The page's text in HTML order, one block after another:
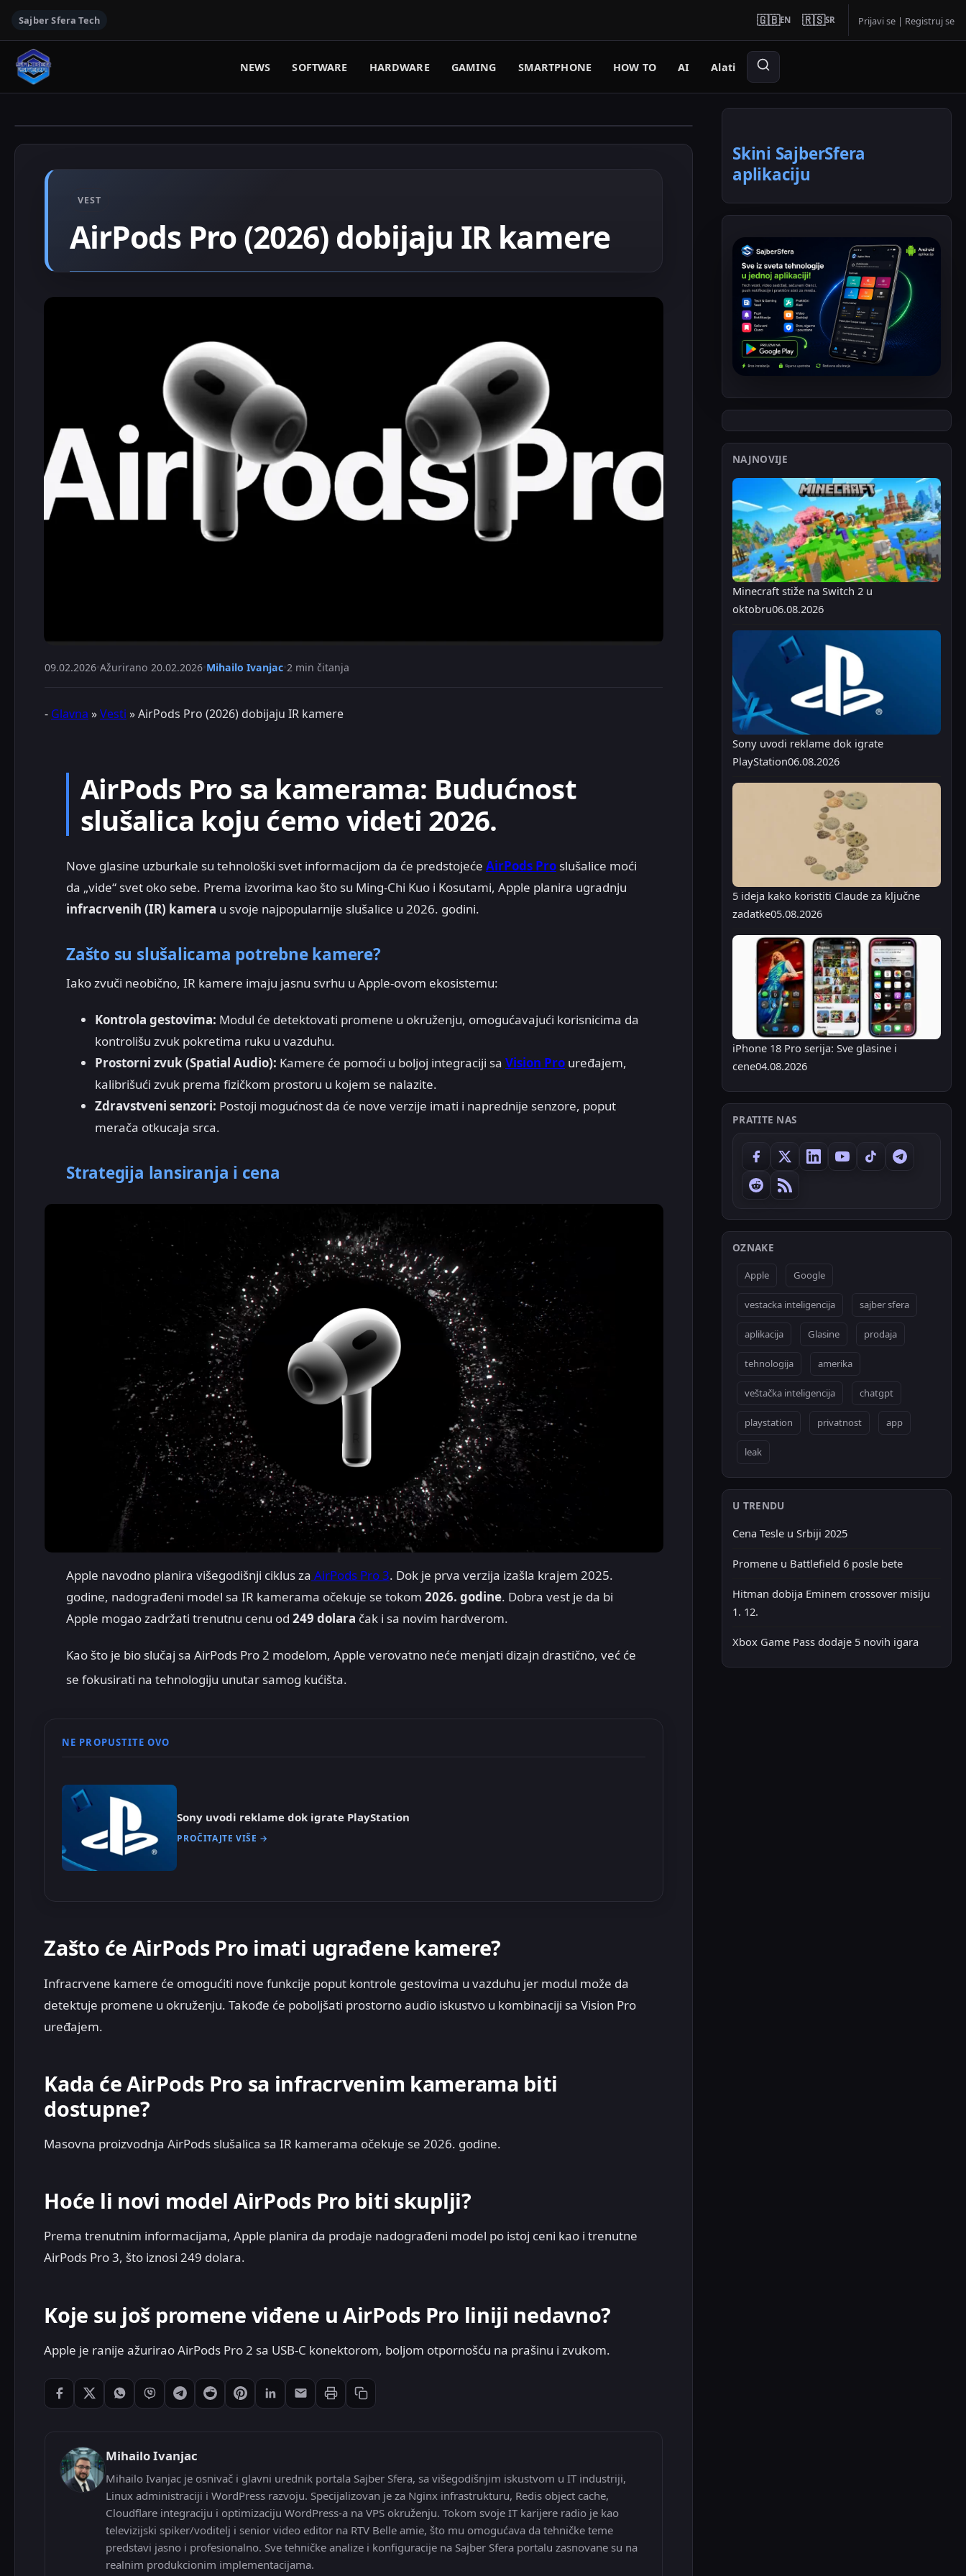
Sajber Sfera Tech 🇬🇧EN 🇷🇸SR Prijavi se | Registruj se
NEWS SOFTWARE HARDWARE GAMING SMARTPHONE HOW TO AI Alati
VEST
AirPods Pro (2026) dobijaju IR kamere
09.02.2026 Ažurirano 20.02.2026 Mihailo Ivanjac 2 min čitanja
- Glavna »Vesti »AirPods Pro (2026) dobijaju IR kamere
AirPods Pro sa kamerama: Budućnost
slušalica koju ćemo videti 2026.
Nove glasine uzburkale su tehnološki svet informacijom da će predstojeće AirPods Pro slušalice moći
da „vide“ svet oko sebe. Prema izvorima kao što su Ming-Chi Kuo i Kosutami, Apple planira ugradnju
infracrvenih (IR) kamera u svoje najpopularnije slušalice u 2026. godini.
Zašto su slušalicama potrebne kamere?
Iako zvuči neobično, IR kamere imaju jasnu svrhu u Apple-ovom ekosistemu:
Kontrola gestovima: Modul će detektovati promene u okruženju, omogućavajući korisnicima da
kontrolišu zvuk pokretima ruku u vazduhu.
Prostorni zvuk (Spatial Audio): Kamere će pomoći u boljoj integraciji sa Vision Pro uređajem,
kalibrišući zvuk prema fizičkom prostoru u kojem se nalazite.
Zdravstveni senzori: Postoji mogućnost da će nove verzije imati i naprednije senzore, poput
merača otkucaja srca.
Strategija lansiranja i cena
Apple navodno planira višegodišnji ciklus za AirPods Pro 3. Dok je prva verzija izašla krajem 2025.
godine, nadograđeni model sa IR kamerama očekuje se tokom 2026. godine. Dobra vest je da bi
Apple mogao zadržati trenutnu cenu od 249 dolara čak i sa novim hardverom.
Kao što je bio slučaj sa AirPods Pro 2 modelom, Apple verovatno neće menjati dizajn drastično, već će
se fokusirati na tehnologiju unutar samog kućišta.
NE PROPUSTITE OVO
Sony uvodi reklame dok igrate PlayStation
PROČITAJTE VIŠE →
Zašto će AirPods Pro imati ugrađene kamere?
Infracrvene kamere će omogućiti nove funkcije poput kontrole gestovima u vazduhu jer modul može da
detektuje promene u okruženju. Takođe će poboljšati prostorno audio iskustvo u kombinaciji sa Vision Pro
uređajem.
Kada će AirPods Pro sa infracrvenim kamerama biti
dostupne?
Masovna proizvodnja AirPods slušalica sa IR kamerama očekuje se 2026. godine.
Hoće li novi model AirPods Pro biti skuplji?
Prema trenutnim informacijama, Apple planira da prodaje nadograđeni model po istoj ceni kao i trenutne
AirPods Pro 3, što iznosi 249 dolara.
Koje su još promene viđene u AirPods Pro liniji nedavno?
Apple je ranije ažurirao AirPods Pro 2 sa USB-C konektorom, boljom otpornošću na prašinu i zvukom.
Podeli: Facebook
Podeli: XPodeli: WhatsApp
Podeli: Viber
Podeli: Telegram
Podeli: Reddit
Podeli: Pinterest
Podeli: LinkedIn
Podeli: Email
Štampaj članak
Kopiraj link
Mihailo Ivanjac
Mihailo Ivanjac je osnivač i glavni urednik portala Sajber Sfera, sa višegodišnjim iskustvom u IT industriji,
Linux administraciji i WordPress razvoju. Specijalizovan je za Nginx infrastrukturu, Redis object cache,
Cloudflare integraciju i optimizaciju WordPress-a na VPS okruženju. Tokom svoje IT karijere radio je kao
televizijski spiker/voditelj i senior video editor na RTV Belle amie, što mu omogućava da tehničke teme
predstavi jasno i profesionalno. Sve tehničke analize i konfiguracije na Sajber Sfera portalu zasnovane su na
realnim produkcionim implementacijama.
Skini SajberSfera
aplikaciju
NAJNOVIJE
Minecraft stiže na Switch 2 u
oktobru06.08.2026
Sony uvodi reklame dok igrate
PlayStation06.08.2026
5 ideja kako koristiti Claude za ključne
zadatke05.08.2026
iPhone 18 Pro serija: Sve glasine i
cene04.08.2026
PRATITE NAS
OZNAKE
Apple Google
vestacka inteligencija sajber sfera
aplikacija Glasine prodaja
tehnologija amerika
veštačka inteligencija chatgpt
playstation privatnost app
leak
U TRENDU
Cena Tesle u Srbiji 2025
Promene u Battlefield 6 posle bete
Hitman dobija Eminem crossover misiju
1. 12.
Xbox Game Pass dodaje 5 novih igara